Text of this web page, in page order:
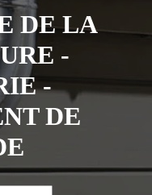
DE LA
-
-
DE